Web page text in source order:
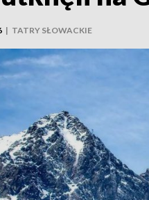
| TATRY SŁOWACKIE